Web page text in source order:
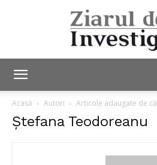
Acasă Autori Articole adaugate de
Ștefana Teodoreanu